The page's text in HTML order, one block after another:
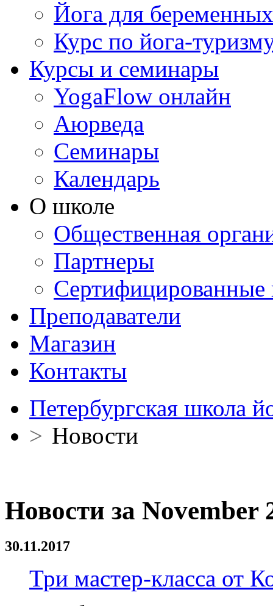
Йога для беременных
Курс по йога-
Курсы и семинары
YogaFlow онлайн
Аюрведа
Семинары
Календарь
О школе
Общественная
Партнеры
Сертифицированные
Преподаватели
Магазин
Контакты
Петербургская школа
> Новости
Новости за November
30.11.2017
Три мастер-класса от